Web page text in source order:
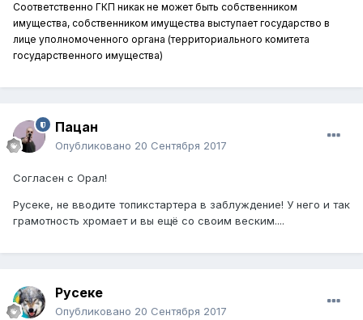
Соответственно ГКП никак не может быть собственником
имущества, собственником имущества выступает государство в
лице уполномоченного органа (территориального комитета
государственного имущества)
Пацан
Опубликовано 20 Сентября 2017
Согласен с Орал!
Русеке, не вводите топикстартера в заблуждение! У него и так
грамотность хромает и вы ещё со своим веским....
Русеке
Опубликовано 20 Сентября 2017